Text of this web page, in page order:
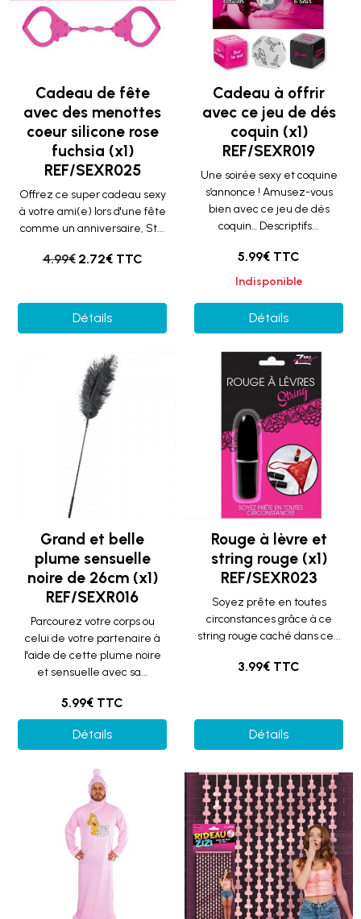
Cadeau de fête
avec des menottes
coeur silicone rose
fuchsia (x1)
REF/SEXR025
Offrez ce super cadeau sexy
à votre ami(e) lors d'une fête
comme un anniversaire, St...
4.99€ 2.72€ TTC
Détails
Cadeau à offrir
avec ce jeu de dés
coquin (x1)
REF/SEXR019
Une soirée sexy et coquine
s’annonce ! Amusez-vous
bien avec ce jeu de dés
coquin… Descriptifs...
5.99€ TTC
Indisponible
Détails
Grand et belle
plume sensuelle
noire de 26cm (x1)
REF/SEXR016
Parcourez votre corps ou
celui de votre partenaire à
l'aide de cette plume noire
et sensuelle avec sa...
5.99€ TTC
Détails
Rouge à lèvre et
string rouge (x1)
REF/SEXR023
Soyez prête en toutes
circonstances grâce à ce
string rouge caché dans ce...
3.99€ TTC
Détails